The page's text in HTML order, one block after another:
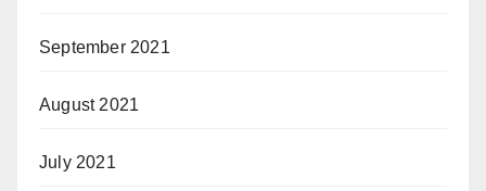
September 2021
August 2021
July 2021